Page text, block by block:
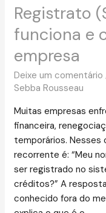
Registrato
funciona e
empresa
Deixe um comentário
Sebba Rousseau
Muitas empresas
financeira,
temporários. Nesses
recorrente é: “Meu
ser registrado no
créditos?” A
conhecido fora do
empresa